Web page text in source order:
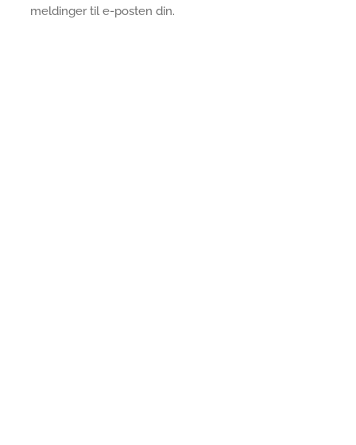
meldinger til e-posten din.